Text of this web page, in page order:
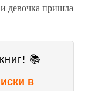
девочка пришла
📚
в